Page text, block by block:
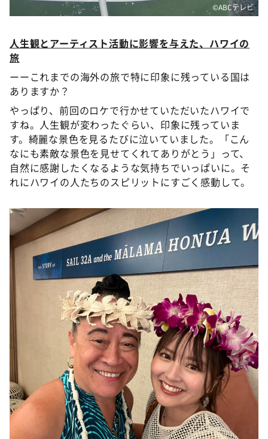
©️ABCテレビ
人生観とアーティスト活動に影響を与えた、ハワイの
旅
ーーこれまでの海外の旅で特に印象に残っている国は
ありますか？
やっぱり、前回のロケで行かせていただいたハワイで
すね。人生観が変わったぐらい、印象に残っていま
す。綺麗な景色を見るたびに泣いていました。「こん
なにも素敵な景色を見せてくれてありがとう」って、
自然に感謝したくなるような気持ちでいっぱいに。そ
れにハワイの人たちのスピリットにすごく感動して。